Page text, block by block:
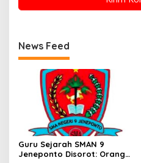
News Feed
Guru Sejarah SMAN 9
Jeneponto Disorot: Orang